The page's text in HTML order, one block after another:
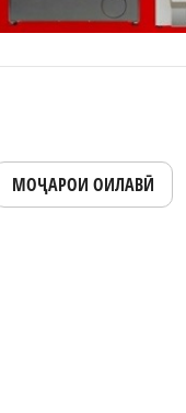
МОҶАРОИ ОИЛАВӢ